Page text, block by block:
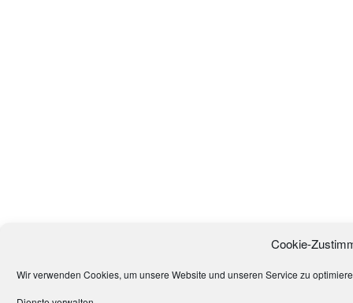
Cookie-
Wir verwenden Cookies, um unsere Website und unseren Service zu